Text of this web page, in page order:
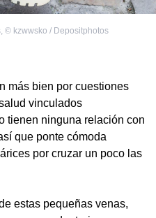
, © kzwwsko / Depositphotos
más bien por cuestiones
vinculados
tienen ninguna relación con
que ponte cómoda
por cruzar un poco las
estas pequeñas venas,